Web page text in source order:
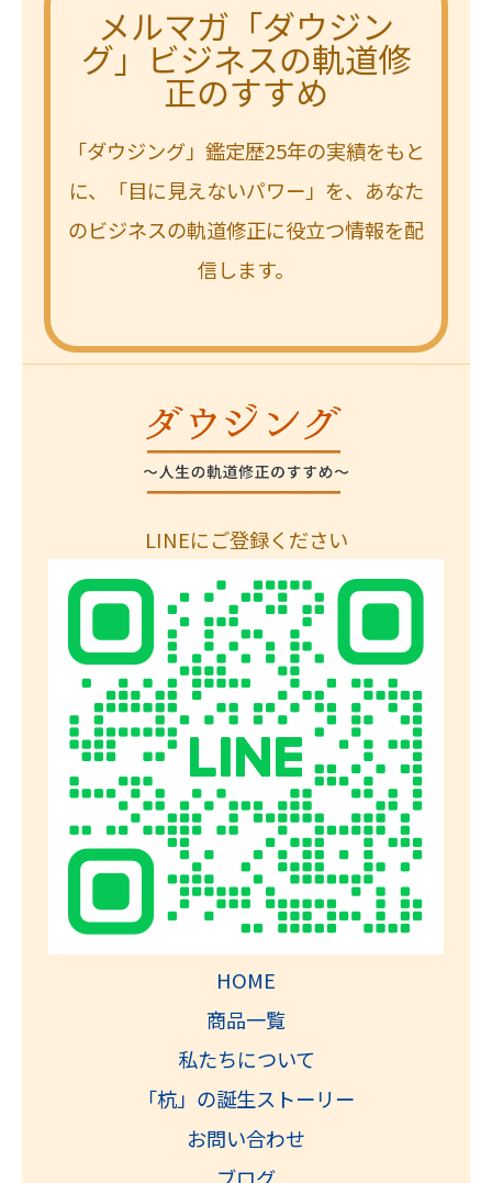
メルマガ「ダウジン
グ」ビジネスの軌道修
正のすすめ
「ダウジング」鑑定歴25年の実績をもと
に、「目に見えないパワー」を、あなた
のビジネスの軌道修正に役立つ情報を配
信します。
LINEにご登録ください
HOME
商品一覧
私たちについて
「杭」の誕生ストーリー
お問い合わせ